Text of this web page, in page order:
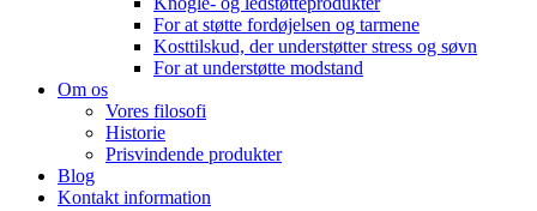
For at støtte fordøjelsen og tarmene
Kosttilskud, der understøtter stress og søvn
For at understøtte modstand
Om os
Vores filosofi
Historie
Prisvindende produkter
Blog
Kontakt information